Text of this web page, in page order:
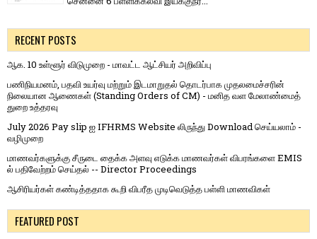
RECENT POSTS
ஆக. 10 உள்ளூர் விடுமுறை - மாவட்ட ஆட்சியர் அறிவிப்பு
பணிநியமனம், பதவி உயர்வு மற்றும் இடமாறுதல் தொடர்பாக முதலமைச்சரின்
நிலையான ஆணைகள் (Standing Orders of CM) - மனித வள மேலாண்மைத்
துறை உத்தரவு
July 2026 Pay slip ஐ IFHRMS Website லிருந்து Download செய்யலாம் -
வழிமுறை
மாணவர்களுக்கு சீருடை தைக்க அளவு எடுக்க மாணவர்கள் விபரங்களை EMIS
ல் பதிவேற்றம் செய்தல் -- Director Proceedings
ஆசிரியர்கள் கண்டித்ததாக கூறி விபரீத முடிவெடுத்த பள்ளி மாணவிகள்
FEATURED POST